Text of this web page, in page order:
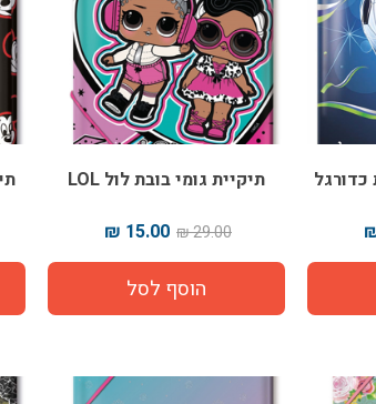
תיקיית גומי בובת לול LOL
29.00 ₪
15.00 ₪